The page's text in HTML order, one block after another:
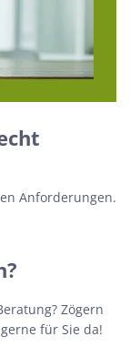
Anforderungen.
Zögern
für Sie da!